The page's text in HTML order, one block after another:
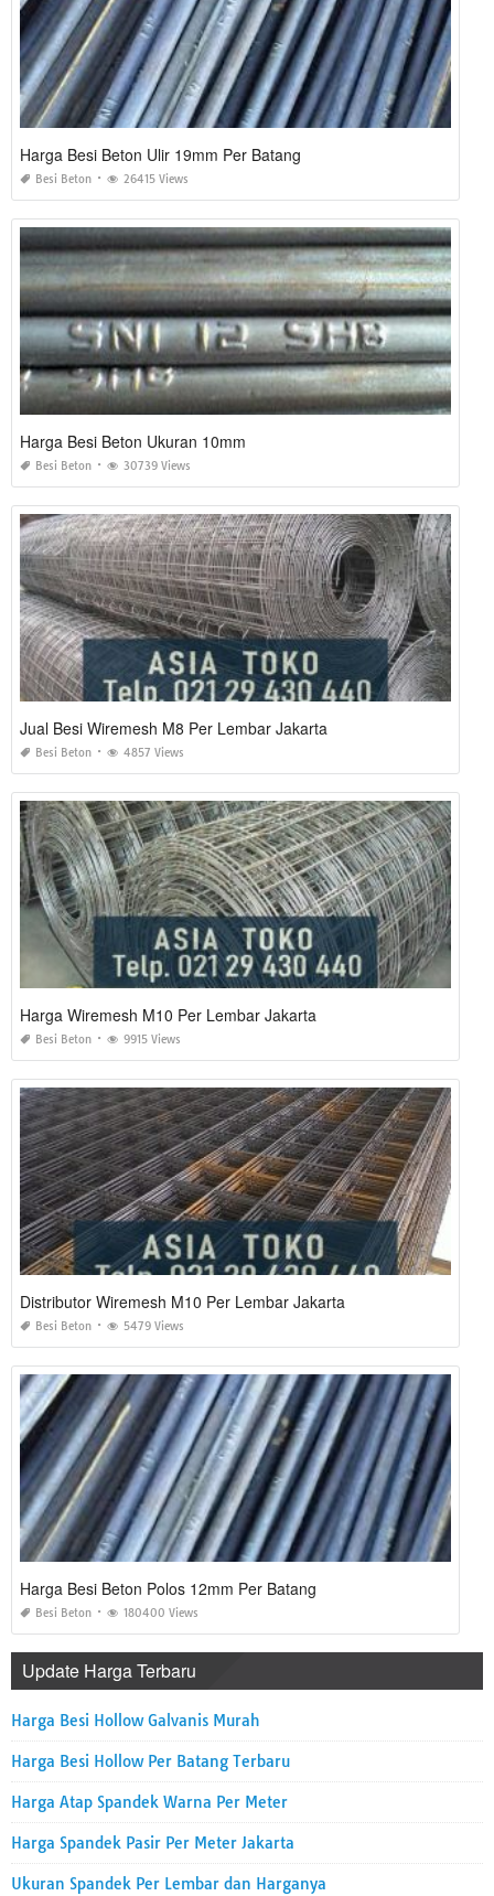
Harga Besi Beton Ulir 19mm Per Batang
Besi Beton 26415 Views
Harga Besi Beton Ukuran 10mm
Besi Beton 30739 Views
Jual Besi Wiremesh M8 Per Lembar Jakarta
Besi Beton 4857 Views
Harga Wiremesh M10 Per Lembar Jakarta
Besi Beton 9915 Views
Distributor Wiremesh M10 Per Lembar Jakarta
Besi Beton 5479 Views
Harga Besi Beton Polos 12mm Per Batang
Besi Beton 180400 Views
Update Harga Terbaru
Harga Besi Hollow Galvanis Murah
Harga Besi Hollow Per Batang Terbaru
Harga Atap Spandek Warna Per Meter
Harga Spandek Pasir Per Meter Jakarta
Ukuran Spandek Per Lembar dan Harganya